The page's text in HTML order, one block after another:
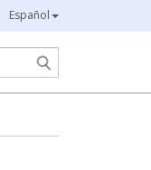
Español